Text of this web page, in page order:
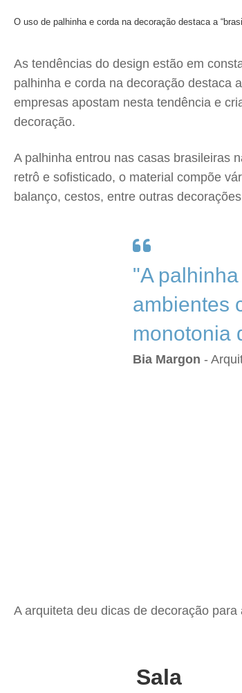
O uso de palhinha e corda na decoração destaca a
As tendências do design estão em
palhinha e corda na decoração destaca
empresas apostam nesta tendência e
decoração.
A palhinha entrou nas casas brasileiras
retrô e sofisticado, o material compõe
balanço, cestos, entre outras
"A
ambientes
monotonia
Bia Margon -
A arquiteta deu dicas de decoração
Sala